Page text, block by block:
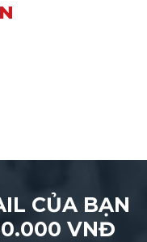
CỦA BẠN
VNĐ